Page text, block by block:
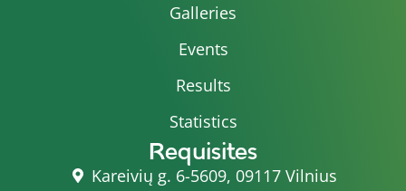
Galleries
Events
Results
Statistics
Requisites
Kareivių g. 6-5609, 09117 Vilnius